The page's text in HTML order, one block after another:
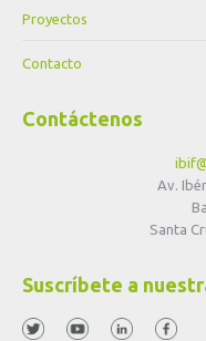
Proyectos
Contacto
Contáctenos
Av.
Santa
Suscríbete a